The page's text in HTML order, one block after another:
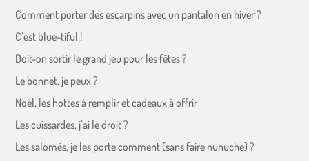
Comment porter des escarpins avec un pantalon en hiver ?
C’est blue-tiful !
Doit-on sortir le grand jeu pour les fêtes ?
Le bonnet, je peux ?
Noël, les hottes à remplir et cadeaux à offrir
Les cuissardes, j’ai le droit ?
Les salomés, je les porte comment (sans faire nunuche) ?